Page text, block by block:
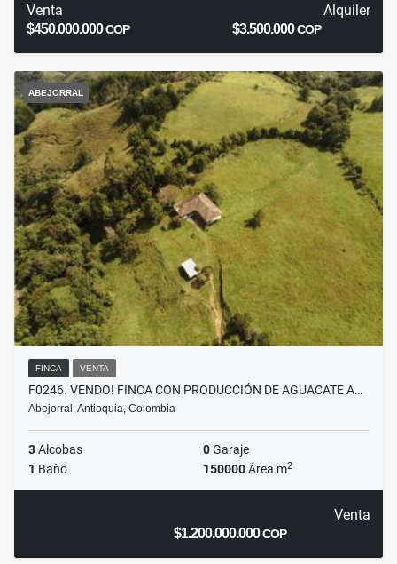
Venta
$450.000.000COP
Alquiler
$3.500.000COP
ABEJORRAL
FINCA VENTA
F0246. VENDO! FINCA CON PRODUCCIÓN DE AGUACATE A…
Abejorral, Antioquia, Colombia
3Alcobas 0Garaje
1 Baño 150000Área m2
Venta
$1.200.000.000COP